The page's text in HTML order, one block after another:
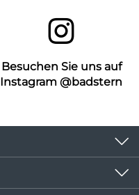
Besuchen Sie uns auf
Instagram @badstern